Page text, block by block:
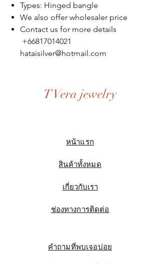
Types: Hinged bangle
We also offer wholesaler price
Contact us for more details
+66817014021
hataisilver@hotmail.com
T Vera jewelry
หน้าแรก
สินค้าทั้งหมด
เกี่ยวกับเรา
ช่องทางการติดต่อ
คำถามที่พบเจอบ่อย